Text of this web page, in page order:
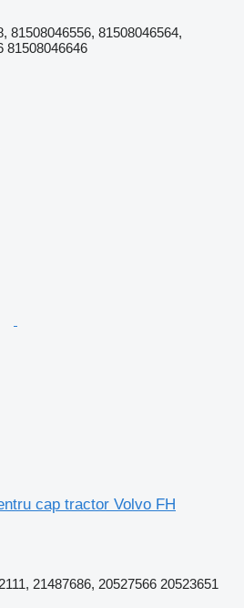
81508046556, 81508046564,
81508046646
cap tractor Volvo FH
21487686, 20527566 20523651